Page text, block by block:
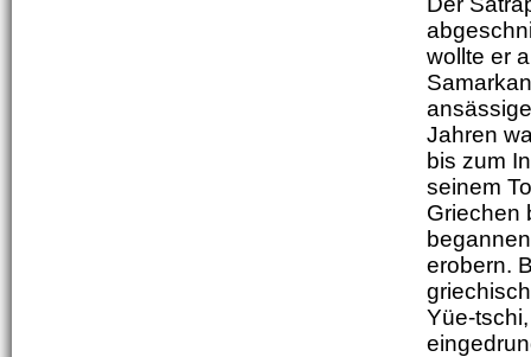
wollte er
Jahren
bis zum
seinem
Griechen
erobern.
Yüe-